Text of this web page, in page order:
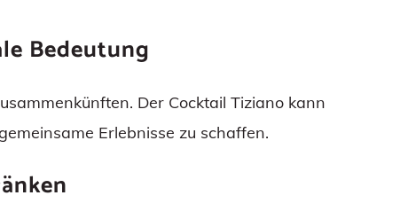
Bedeutung
Der Cocktail Tiziano kann
Erlebnisse zu schaffen.